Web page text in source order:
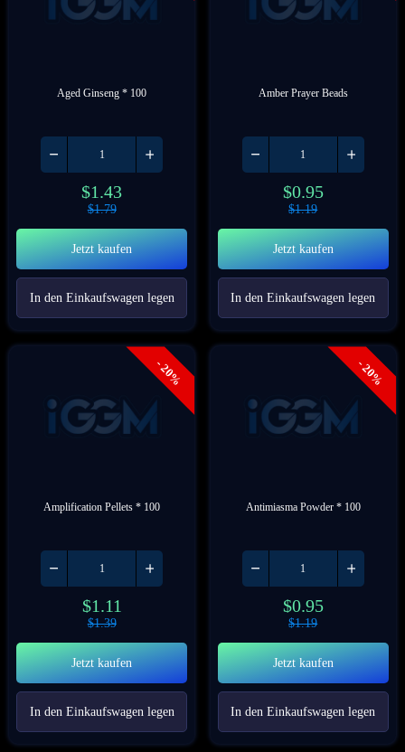
Aged Ginseng * 100
$1.43
$1.79
Jetzt kaufen
In den Einkaufswagen legen
Amber Prayer Beads
$0.95
$1.19
Jetzt kaufen
In den Einkaufswagen legen
- 20%
Amplification Pellets * 100
$1.11
$1.39
Jetzt kaufen
In den Einkaufswagen legen
- 20%
Antimiasma Powder * 100
$0.95
$1.19
Jetzt kaufen
In den Einkaufswagen legen